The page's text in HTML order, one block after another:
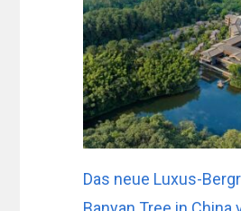
Das neue Luxus-